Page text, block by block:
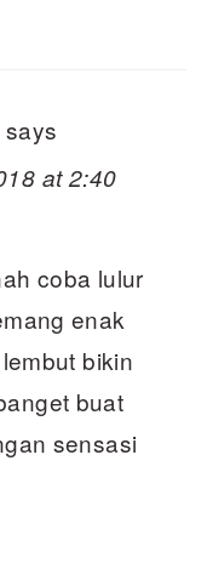
says
at 2:40
coba lulur
enak
bikin
buat
sensasi